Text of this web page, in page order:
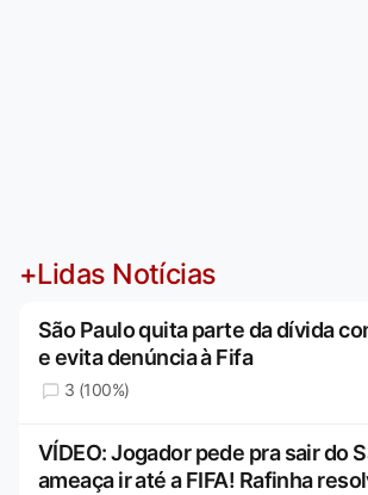
+Lidas Notícias
São Paulo quita parte da dívida
e evita denúncia à Fifa
3 (100%)
VÍDEO: Jogador pede pra sair do
ameaça ir até a FIFA! Rafinha